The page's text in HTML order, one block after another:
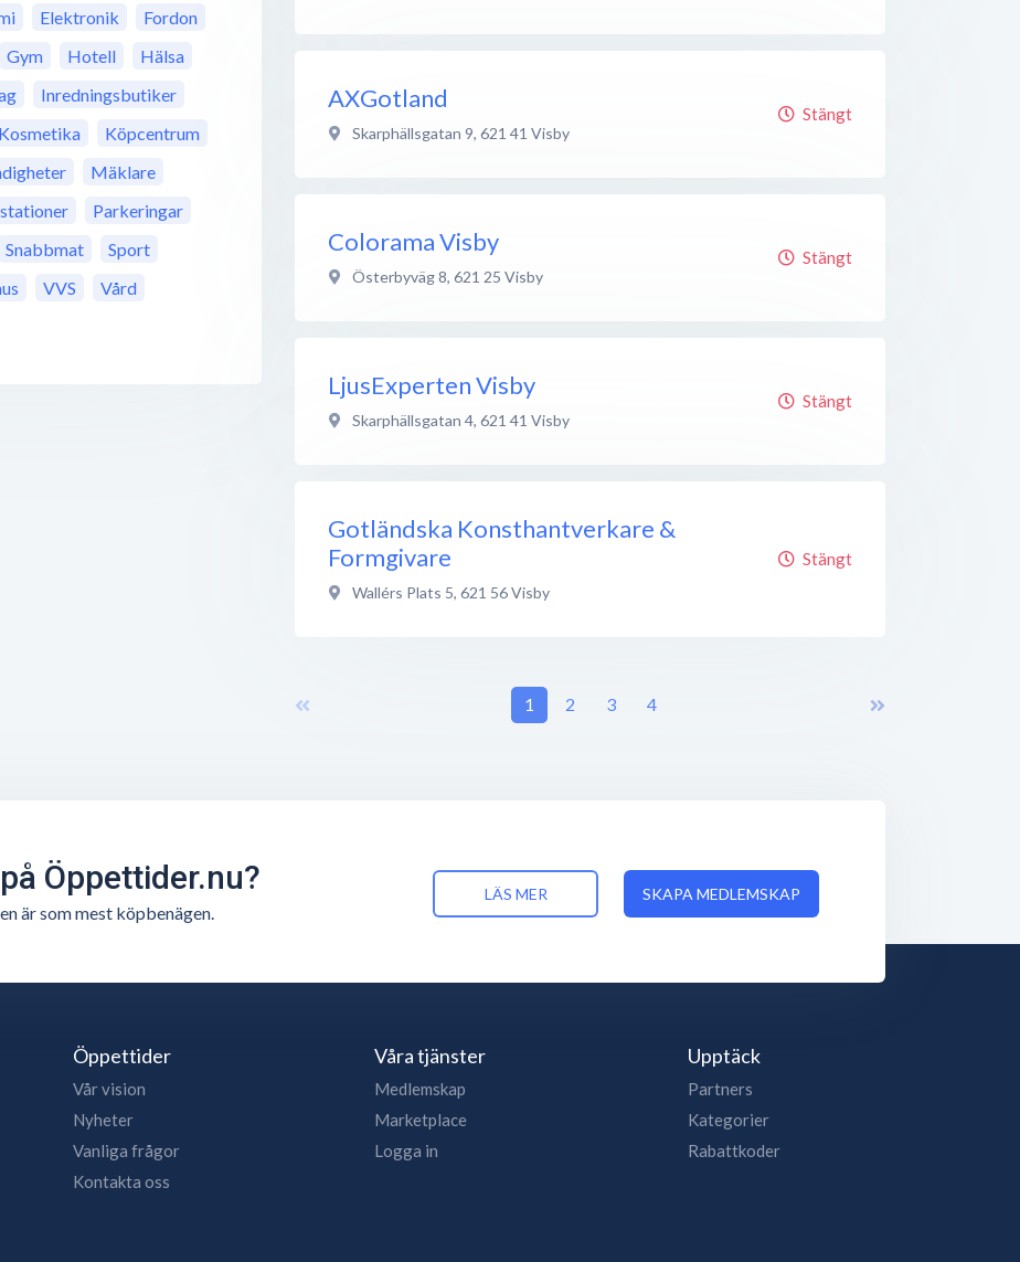
Elektronik
Fordon
Gym Hotell
Hälsa
Inredningsbutiker
Kosmetika
Köpcentrum
Mäklare
Parkeringar
Snabbmat
Sport
VVS
Vård
AXGotland
Skarphällsgatan 9, 621 41 Visby
Stängt
Colorama Visby
Österbyväg 8, 621 25 Visby
Stängt
LjusExperten Visby
Skarphällsgatan 4, 621 41 Visby
Stängt
Gotländska Konsthantverkare &
Formgivare
Wallérs Plats 5, 621 56Visby
Stängt
1 2 3 4
Öppettider.nu?
är som mest köpbenägen.
LÄS MER SKAPA MEDLEMSKAP
Öppettider
Vår vision
Nyheter
Vanliga frågor
Kontakta oss
Våra tjänster
Medlemskap
Marketplace
Logga in
Upptäck
Partners
Kategorier
Rabattkoder